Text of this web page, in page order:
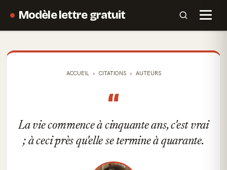
Modèle lettre gratuit
ACCUEIL CITATIONS AUTEURS
“
La vie commence à cinquante ans, c'est vrai
; à ceci près qu'elle se termine à quarante.